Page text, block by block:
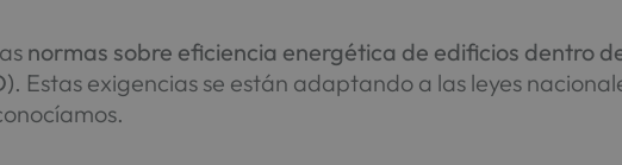
normas sobre eficiencia energética de edificios dentro
. Estas exigencias se están adaptando a las leyes